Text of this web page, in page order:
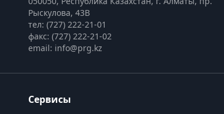
Рыскулова, 43В
тел: (727) 222-21-01
факс: (727) 222-21-02
email: info@prg.kz
Сервисы